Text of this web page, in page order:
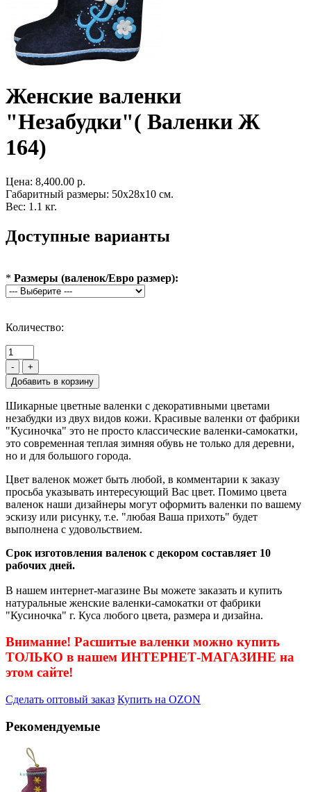
Женские валенки
"Незабудки"( Валенки Ж
164)
Цена: 8,400.00 р.
Габаритный размеры: 50x28x10 см.
Вес: 1.1 кг.
Доступные варианты
* Размеры (валенок/Евро размер):
Количество:
- +
Шикарные цветные валенки с декоративными цветами
незабудки из двух видов кожи. Красивые валенки от фабрики
"Кусиночка" это не просто классические валенки-самокатки,
это современная теплая зимняя обувь не только для деревни,
но и для большого города.
Цвет валенок может быть любой, в комментарии к заказу
просьба указывать интересующий Вас цвет. Помимо цвета
валенок наши дизайнеры могут оформить валенки по вашему
эскизу или рисунку, т.е. "любая Ваша прихоть" будет
выполнена с удовольствием.
Срок изготовления валенок с декором составляет 10
рабочих дней.
В нашем интернет-магазине Вы можете заказать и купить
натуральные женские валенки-самокатки от фабрики
"Кусиночка" г. Куса любого цвета, размера и дизайна.
Внимание! Расшитые валенки можно купить
ТОЛЬКО в нашем ИНТЕРНЕТ-МАГАЗИНЕ на
этом сайте!
Сделать оптовый заказ Купить на OZON
Рекомендуемые